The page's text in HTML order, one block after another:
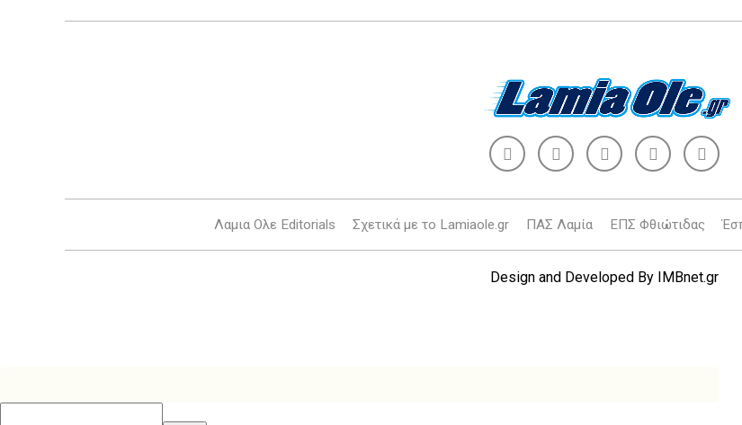
Λαμια Ολε Editorials Σχετικά με το Lamiaole.gr ΠΑΣ Λαμία ΕΠΣ Φθιώτιδας
Design and Developed By IMBnet.gr